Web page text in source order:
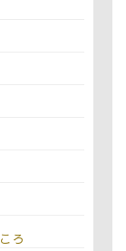
ろ